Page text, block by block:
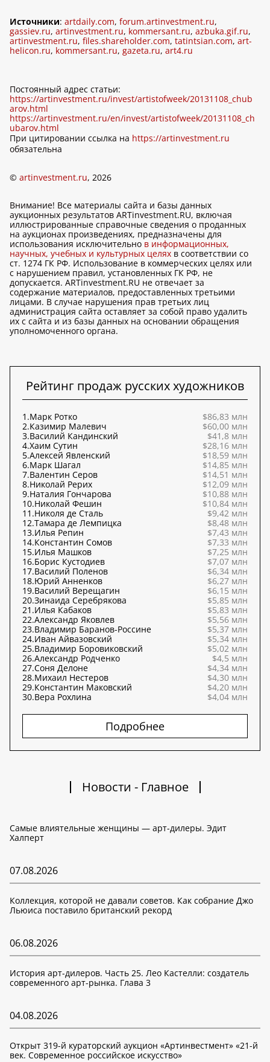
Источники: artdaily.com, forum.artinvestment.ru,
gassiev.ru, artinvestment.ru, kommersant.ru, azbuka.gif.ru,
artinvestment.ru, files.shareholder.com, tatintsian.com, art-
helicon.ru, kommersant.ru, gazeta.ru, art4.ru
Постоянный адрес статьи:
https://artinvestment.ru/invest/artistofweek/20131108_chub
arov.html
https://artinvestment.ru/en/invest/artistofweek/20131108_ch
ubarov.html
При цитировании ссылка на https://artinvestment.ru
обязательна
© artinvestment.ru, 2026
Внимание! Все материалы сайта и базы данных
аукционных результатов ARTinvestment.RU, включая
иллюстрированные справочные сведения о проданных
на аукционах произведениях, предназначены для
использования исключительно в информационных,
научных, учебных и культурных целях в соответствии со
ст. 1274 ГК РФ. Использование в коммерческих целях или
с нарушением правил, установленных ГК РФ, не
допускается. ARTinvestment.RU не отвечает за
содержание материалов, предоставленных третьими
лицами. В случае нарушения прав третьих лиц
администрация сайта оставляет за собой право удалить
их с сайта и из базы данных на основании обращения
уполномоченного органа.
Рейтинг продаж русских художников
1.Марк Ротко
$86,83 млн
2.Казимир Малевич
$60,00 млн
3.Василий Кандинский
$41,8 млн
4.Хаим Сутин
$28,16 млн
5.Алексей Явленский
$18,59 млн
6.Марк Шагал
$14,85 млн
7.Валентин Серов
$14,51 млн
8.Николай Рерих
$12,09 млн
9.Наталия Гончарова
$10,88 млн
10.Николай Фешин
$10,84 млн
11.Николя де Сталь
$9,42 млн
12.Тамара де Лемпицка
$8,48 млн
13.Илья Репин
$7,43 млн
14.Константин Сомов
$7,33 млн
15.Илья Машков
$7,25 млн
16.Борис Кустодиев
$7,07 млн
17.Василий Поленов
$6,34 млн
18.Юрий Анненков
$6,27 млн
19.Василий Верещагин
$6,15 млн
20.Зинаида Серебрякова
$5,85 млн
21.Илья Кабаков
$5,83 млн
22.Александр Яковлев
$5,56 млн
23.Владимир Баранов-Россине
$5,37 млн
24.Иван Айвазовский
$5,34 млн
25.Владимир Боровиковский
$5,02 млн
26.Александр Родченко
$4,5 млн
27.Соня Делоне
$4,34 млн
28.Михаил Нестеров
$4,30 млн
29.Константин Маковский
$4,20 млн
30.Вера Рохлина $4,04 млн
Подробнее
Новости - Главное
Самые влиятельные женщины — арт-дилеры. Эдит
Халперт
07.08.2026
Коллекция, которой не давали советов. Как собрание Джо
Льюиса поставило британский рекорд
06.08.2026
История арт-дилеров. Часть 25. Лео Кастелли: создатель
современного арт-рынка. Глава 3
04.08.2026
Открыт 319-й кураторский аукцион «Артинвестмент» «21-й
век. Современное российское искусство»